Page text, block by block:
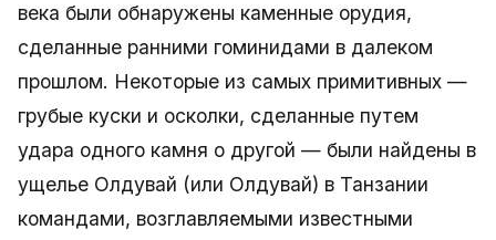
века были обнаружены каменные орудия,
сделанные ранними гоминидами в далеком
прошлом. Некоторые из самых примитивных —
грубые куски и осколки, сделанные путем
удара одного камня о другой — были найдены в
ущелье Олдувай (или Олдувай) в Танзании
командами, возглавляемыми известными